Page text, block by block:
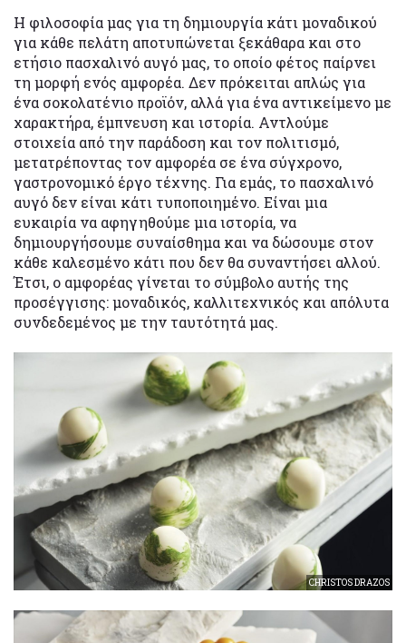
Η φιλοσοφία μας για τη δημιουργία κάτι μοναδικού
για κάθε πελάτη αποτυπώνεται ξεκάθαρα και στο
ετήσιο πασχαλινό αυγό μας, το οποίο φέτος παίρνει
τη μορφή ενός αμφορέα. Δεν πρόκειται απλώς για
ένα σοκολατένιο προϊόν, αλλά για ένα αντικείμενο με
χαρακτήρα, έμπνευση και ιστορία. Αντλούμε
στοιχεία από την παράδοση και τον πολιτισμό,
μετατρέποντας τον αμφορέα σε ένα σύγχρονο,
γαστρονομικό έργο τέχνης. Για εμάς, το πασχαλινό
αυγό δεν είναι κάτι τυποποιημένο. Είναι μια
ευκαιρία να αφηγηθούμε μια ιστορία, να
δημιουργήσουμε συναίσθημα και να δώσουμε στον
κάθε καλεσμένο κάτι που δεν θα συναντήσει αλλού.
Έτσι, ο αμφορέας γίνεται το σύμβολο αυτής της
προσέγγισης: μοναδικός, καλλιτεχνικός και απόλυτα
συνδεδεμένος με την ταυτότητά μας.
CHRISTOS DRAZOS